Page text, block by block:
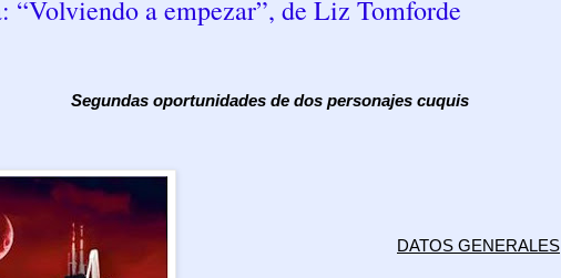
“Volviendo a empezar”, de Liz Tomforde
Segundas oportunidades de dos personajes cuquis
DATOS GENERALES